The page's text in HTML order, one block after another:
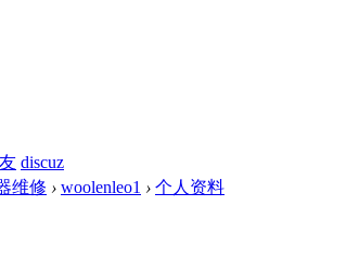
discuz
维修 › woolenleo1 › 个人资料